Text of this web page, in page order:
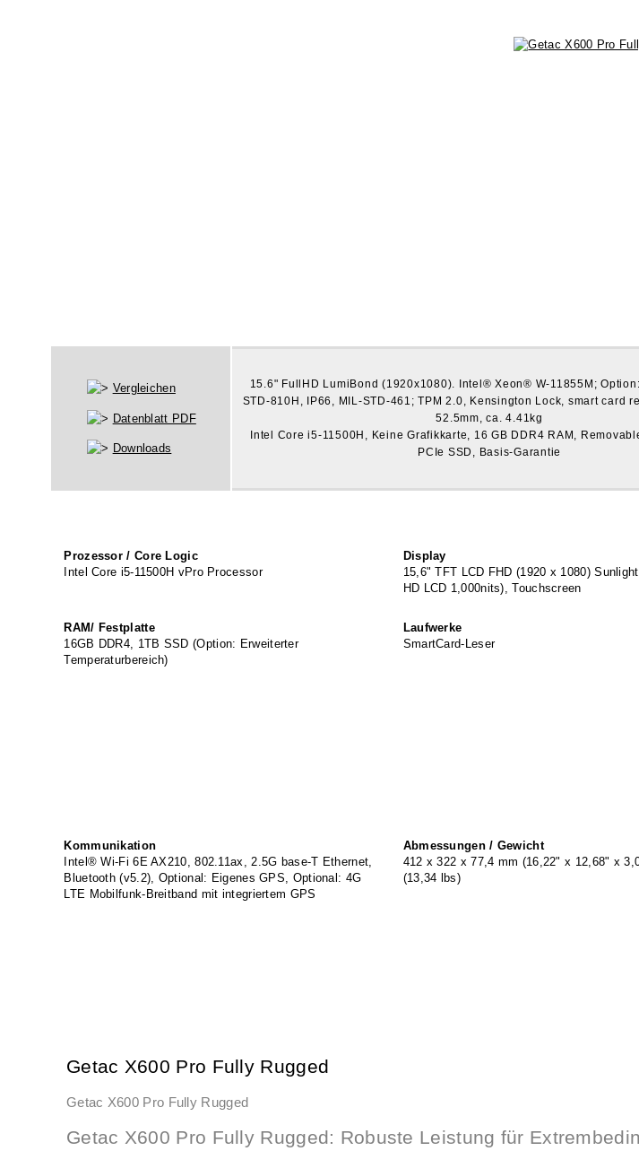
Vergleichen
Datenblatt PDF
Downloads
15.6" FullHD LumiBond (1920x1080). Intel® Xeon® W-11855M;
STD-810H, IP66, MIL-STD-461; TPM 2.0, Kensington Lock, smart card
52.5mm, ca. 4.41kg
Intel Core i5-11500H, Keine Grafikkarte, 16 GB DDR4 RAM,
PCIe SSD, Basis-Garantie
Prozessor / Core Logic
Intel Core i5-11500H vPro Processor
Display
15,6" TFT LCD FHD (1920 x 1080)
HD LCD 1,000nits), Touchscreen
RAM/ Festplatte
16GB DDR4, 1TB SSD (Option: Erweiterter
Temperaturbereich)
Laufwerke
SmartCard-Leser
Kommunikation
Intel® Wi-Fi 6E AX210, 802.11ax, 2.5G base-T Ethernet,
Bluetooth (v5.2), Optional: Eigenes GPS, Optional: 4G
LTE Mobilfunk-Breitband mit integriertem GPS
Abmessungen / Gewicht
412 x 322 x 77,4 mm (16,22" x 12,68" x
(13,34 lbs)
Getac X600 Pro Fully Rugged
Getac X600 Pro Fully Rugged
Getac X600 Pro Fully Rugged: Robuste Leistung für